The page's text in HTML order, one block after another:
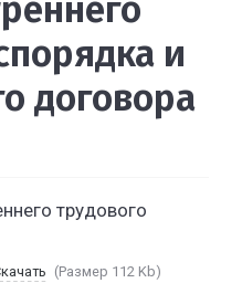
и
договора
трудового
(Размер 112 Kb)